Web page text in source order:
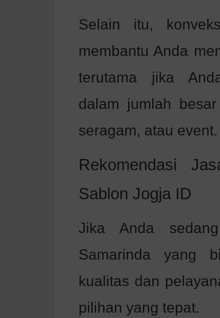
Selain itu,
membantu Anda
terutama jika
dalam jumlah
seragam, atau event.
Rekomendasi
Sablon Jogja ID
Jika Anda
Samarinda yang
kualitas dan
pilihan yang tepat.